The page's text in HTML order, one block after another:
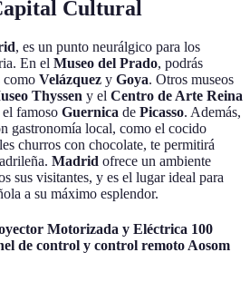
Cultural
, es un punto neurálgico para los
En el Museo del Prado, podrás
como Velázquez y Goya. Otros museos
Thyssen y el Centro de Arte Reina
el famoso Guernica de Picasso. Además,
gastronomía local, como el cocido
churros con chocolate, te permitirá
Madrid ofrece un ambiente
sus visitantes, y es el lugar ideal para
a su máximo esplendor.
Motorizada y Eléctrica 100
de control y control remoto Aosom